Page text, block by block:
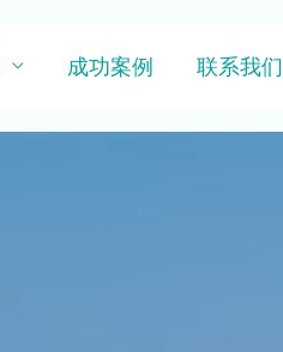
成功案例 联系我们